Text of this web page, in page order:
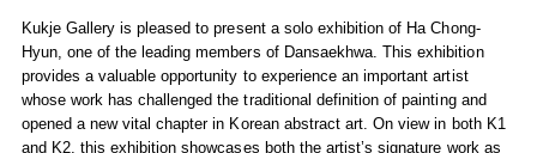
Kukje Gallery is pleased to present a solo exhibition of Ha Chong-
Hyun, one of the leading members of Dansaekhwa. This exhibition
provides a valuable opportunity to experience an important artist
whose work has challenged the traditional definition of painting and
opened a new vital chapter in Korean abstract art. On view in both K1
and K2, this exhibition showcases both the artist’s signature work as